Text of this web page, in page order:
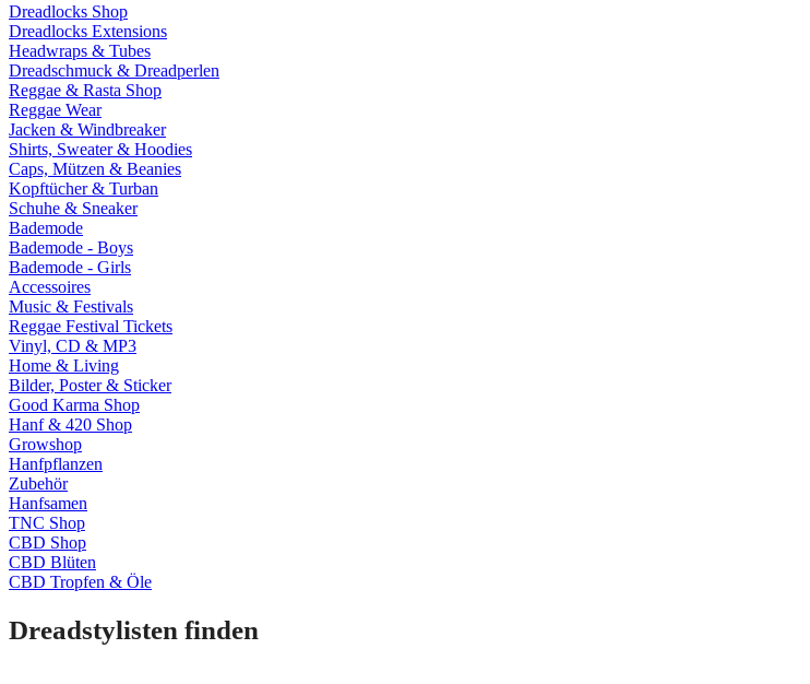
Dreadlocks Shop
Dreadlocks Extensions
Headwraps & Tubes
Dreadschmuck & Dreadperlen
Reggae & Rasta Shop
Reggae Wear
Jacken & Windbreaker
Shirts, Sweater & Hoodies
Caps, Mützen & Beanies
Kopftücher & Turban
Schuhe & Sneaker
Bademode
Bademode - Boys
Bademode - Girls
Accessoires
Music & Festivals
Reggae Festival Tickets
Vinyl, CD & MP3
Home & Living
Bilder, Poster & Sticker
Good Karma Shop
Hanf & 420 Shop
Growshop
Hanfpflanzen
Zubehör
Hanfsamen
TNC Shop
CBD Shop
CBD Blüten
CBD Tropfen & Öle
Dreadstylisten finden